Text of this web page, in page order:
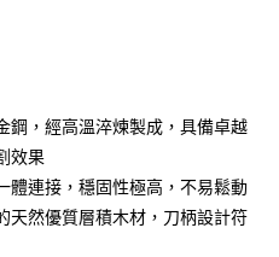
用戶可立即使用無須另外申請。
單成立後會自動跳轉到大哥付的交易
期數、繳款截止日，確認付款後即完
請依後續交易確認頁面所載為準。
易或遇審核未通過，訂單將自動取
示未達大哥付你分期系統評分，恕無
付款」的支付方式。 讓您購物簡單
不需儲值。
即可結帳。
鋼，經高溫淬煉製成，具備卓越
效果
體連接，穩固性極高，不易鬆動
天然優質層積木材，刀柄設計符